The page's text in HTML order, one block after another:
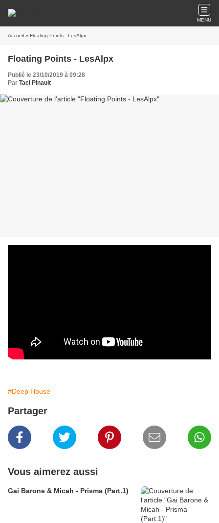
MENU
Accueil » Floating Points - LesAlpx
Floating Points - LesAlpx
Publié le 23/10/2019 à 09:28
Par Tael Pinault
#Deep House
Partager
Vous aimerez aussi
Gai Barone & Micah - Prisma (Part.1)